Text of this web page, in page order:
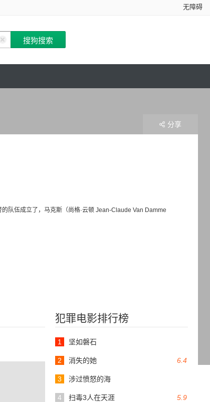
无障碍
队伍成立了，马克斯（尚格·云顿 Jean-Claude Van Damme
分享
犯罪电影排行榜
1 坚如磐石
6.4
2 消失的她
3 涉过愤怒的海
5.9
4 扫毒3人在天涯